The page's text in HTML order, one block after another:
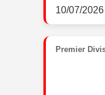
10/07/
Premier